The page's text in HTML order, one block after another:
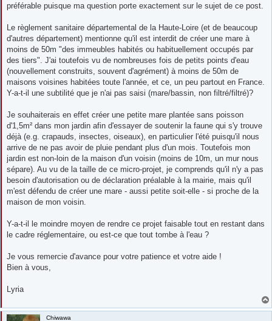
préférable puisque ma question porte exactement sur le sujet de ce post.
Le règlement sanitaire départemental de la Haute-Loire (et de beaucoup
d'autres département) mentionne qu'il est interdit de créer une mare à
moins de 50m "des immeubles habités ou habituellement occupés par
des tiers". J'ai toutefois vu de nombreuses fois de petits points d'eau
(nouvellement construits, souvent d'agrément) à moins de 50m de
maisons voisines habitées toute l'année, et ce, un peu partout en France.
Y-a-t-il une subtilité que je n'ai pas saisi (mare/bassin, non filtré/filtré)?
Je souhaiterais en effet créer une petite mare plantée sans poisson
d'1,5m² dans mon jardin afin d'essayer de soutenir la faune qui s'y trouve
déjà (e.g. crapauds, insectes, oiseaux), en particulier l'été puisqu'il nous
arrive de ne pas avoir de pluie pendant plus d'un mois. Toutefois mon
jardin est non-loin de la maison d'un voisin (moins de 10m, un mur nous
sépare). Au vu de la taille de ce micro-projet, je comprends qu'il n'y a pas
besoin d'autorisation ou de déclaration préalable à la mairie, mais qu'il
m'est défendu de créer une mare - aussi petite soit-elle - si proche de la
maison de mon voisin.
Y-a-t-il le moindre moyen de rendre ce projet faisable tout en restant dans
le cadre réglementaire, ou est-ce que tout tombe à l'eau ?
Je vous remercie d'avance pour votre patience et votre aide !
Bien à vous,
Lyria
Chiwawa